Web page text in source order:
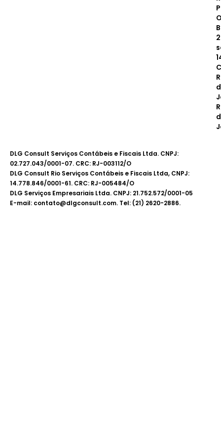
DLG Consult Serviços Contábeis e Fiscais Ltda. CNPJ:
02.727.043/0001-07. CRC: RJ-003112/O
DLG Consult Rio Serviços Contábeis e Fiscais Ltda, CNPJ:
14.778.846/0001-61. CRC: RJ-005484/O
DLG Serviços Empresariais Ltda. CNPJ: 21.752.572/0001-05
E-mail: contato@dlgconsult.com. Tel: (21) 2620-2886.